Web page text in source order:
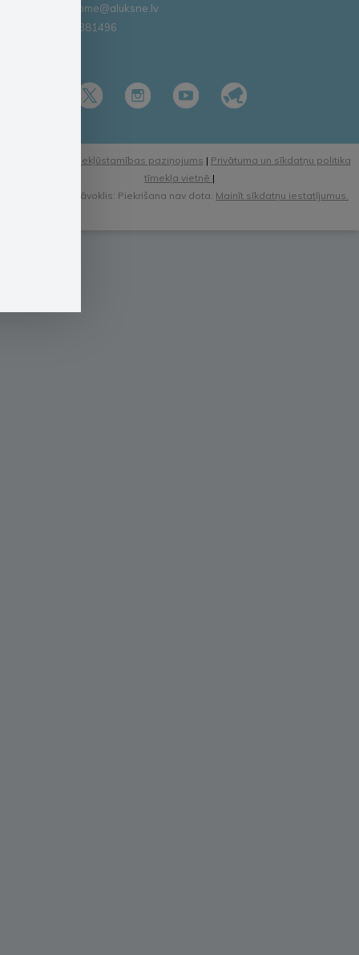
E – pasts – dome@aluksne.lv
Tālrunis – 64381496
Piekļūstamības paziņojums | Privātuma un sīkdatņu politika
tīmekļa vietnē |
Pašreizējais stāvoklis: Piekrišana nav dota. Mainīt sīkdatņu iestatījumus.